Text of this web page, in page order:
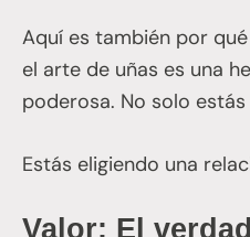
Aquí es también por
el arte de uñas es una
poderosa. No solo
Estás eligiendo una
Valor: El